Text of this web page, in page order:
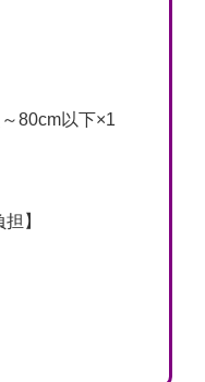
80cm以下×1
】